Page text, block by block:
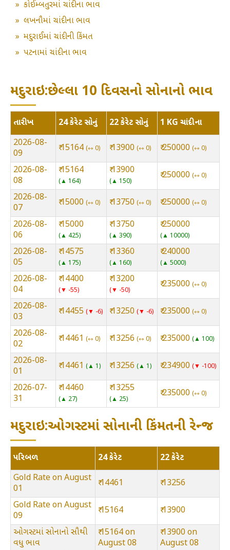
» કોઈમ્બતુરમાં ચાંદીના ભાવ
» લખનૌમાં ચાંદીના ભાવ
» મદુરાઈમાં ચાંદીની કિંમત
» પટનામાં ચાંદીના ભાવ
મદુરાઇ:છેલ્લા 10 દિવસનો સોનાનો ભાવ
તારીખ 24 કેરેટ સોનું 22 કેરેટ સોનું
1 KG ચાંદીના
2026-08-
09
₹ 15164 ⇿ 0 ₹ 13900 ⇿ 0 ₹ 250000 ⇿ 0
2026-08-
08
₹ 15164
▲ 164
₹ 13900
▲ 150
₹ 250000 ⇿ 0
2026-08-
07
₹ 15000 ⇿ 0 ₹ 13750 ⇿ 0 ₹ 250000 ⇿ 0
2026-08-
06
₹ 15000
▲ 425
₹ 13750
▲ 390
₹ 250000
▲ 10000
2026-08-
05
₹ 14575
▲ 175
₹ 13360
▲ 160
₹ 240000
▲ 5000
2026-08-
04
₹ 14400
▼ -55
₹ 13200
▼ -50
₹ 235000 ⇿ 0
2026-08-
03
₹ 14455 ▼ -6 ₹ 13250 ▼ -6 ₹ 235000 ⇿ 0
2026-08-
02
₹ 14461 ⇿ 0 ₹ 13256 ⇿ 0 ₹ 235000 ▲ 100
2026-08-
01
₹ 14461 ▲ 1 ₹ 13256 ▲ 1 ₹ 234900 ▼ -100
2026-07-
31
₹ 14460
▲ 27
₹ 13255
▲ 25
₹ 235000 ⇿ 0
મદુરાઇ:ઓગસ્ટમાં સોનાની કિંમતની રેન્જ
પરિબળ 24 કેરેટ
22 કેરેટ
Gold Rate on August
01
₹ 14461 ₹ 13256
Gold Rate on August
09
₹ 15164 ₹ 13900
ઓગસ્ટમાં સોનાનો સૌથી
વધુ ભાવ
₹ 15164 on
August 08
₹ 13900 on
August 08